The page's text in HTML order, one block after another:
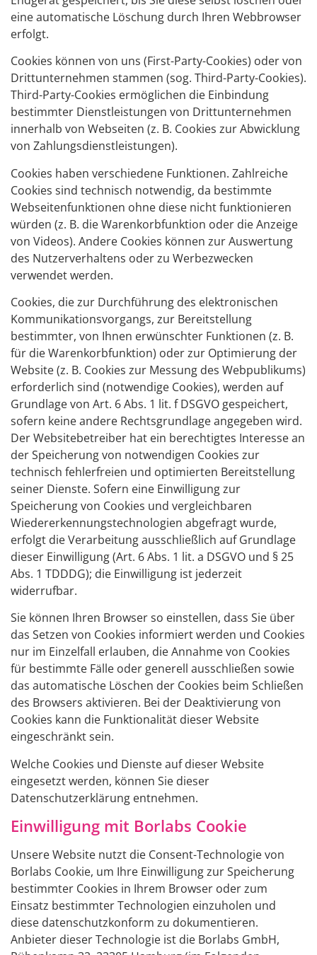
eine automatische Löschung durch Ihren Webbrowser
erfolgt.
Cookies können von uns (First-Party-Cookies) oder von
Drittunternehmen stammen (sog. Third-Party-Cookies).
Third-Party-Cookies ermöglichen die Einbindung
bestimmter Dienstleistungen von Drittunternehmen
innerhalb von Webseiten (z. B. Cookies zur Abwicklung
von Zahlungsdienstleistungen).
Cookies haben verschiedene Funktionen. Zahlreiche
Cookies sind technisch notwendig, da bestimmte
Webseitenfunktionen ohne diese nicht funktionieren
würden (z. B. die Warenkorbfunktion oder die Anzeige
von Videos). Andere Cookies können zur Auswertung
des Nutzerverhaltens oder zu Werbezwecken
verwendet werden.
Cookies, die zur Durchführung des elektronischen
Kommunikationsvorgangs, zur Bereitstellung
bestimmter, von Ihnen erwünschter Funktionen (z. B.
für die Warenkorbfunktion) oder zur Optimierung der
Website (z. B. Cookies zur Messung des Webpublikums)
erforderlich sind (notwendige Cookies), werden auf
Grundlage von Art. 6 Abs. 1 lit. f DSGVO gespeichert,
sofern keine andere Rechtsgrundlage angegeben wird.
Der Websitebetreiber hat ein berechtigtes Interesse an
der Speicherung von notwendigen Cookies zur
technisch fehlerfreien und optimierten Bereitstellung
seiner Dienste. Sofern eine Einwilligung zur
Speicherung von Cookies und vergleichbaren
Wiedererkennungstechnologien abgefragt wurde,
erfolgt die Verarbeitung ausschließlich auf Grundlage
dieser Einwilligung (Art. 6 Abs. 1 lit. a DSGVO und § 25
Abs. 1 TDDDG); die Einwilligung ist jederzeit
widerrufbar.
Sie können Ihren Browser so einstellen, dass Sie über
das Setzen von Cookies informiert werden und Cookies
nur im Einzelfall erlauben, die Annahme von Cookies
für bestimmte Fälle oder generell ausschließen sowie
das automatische Löschen der Cookies beim Schließen
des Browsers aktivieren. Bei der Deaktivierung von
Cookies kann die Funktionalität dieser Website
eingeschränkt sein.
Welche Cookies und Dienste auf dieser Website
eingesetzt werden, können Sie dieser
Datenschutzerklärung entnehmen.
Einwilligung mit Borlabs Cookie
Unsere Website nutzt die Consent-Technologie von
Borlabs Cookie, um Ihre Einwilligung zur Speicherung
bestimmter Cookies in Ihrem Browser oder zum
Einsatz bestimmter Technologien einzuholen und
diese datenschutzkonform zu dokumentieren.
Anbieter dieser Technologie ist die Borlabs GmbH,